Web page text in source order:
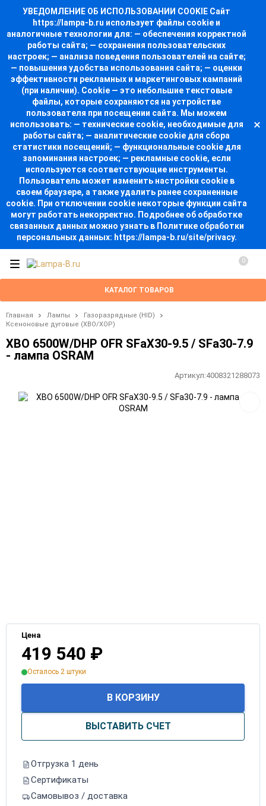
УВЕДОМЛЕНИЕ ОБ ИСПОЛЬЗОВАНИИ COOKIE Сайт
https://lampa-b.ru использует файлы cookie и
аналогичные технологии для: — обеспечения корректной
работы сайта; — сохранения пользовательских
настроек; — анализа поведения пользователей на сайте;
— повышения удобства использования сайта; — оценки
эффективности рекламных и маркетинговых кампаний
(при наличии). Cookie — это небольшие текстовые
файлы, которые сохраняются на устройстве
пользователя при посещении сайта. Мы можем
использовать: — технические cookie, необходимые для
работы сайта; — аналитические cookie для сбора
статистики посещений; — функциональные cookie для
запоминания настроек; — рекламные cookie, если
используются соответствующие инструменты.
Пользователь может изменить настройки cookie в
своем браузере, а также удалить ранее сохраненные
cookie. При отключении cookie некоторые функции сайта
могут работать некорректно. Подробнее об обработке
связанных данных можно узнать в Политике обработки
персональных данных: https://lampa-b.ru/site/privacy.
КАТАЛОГ ТОВАРОВ
0
Главная Лампы
Газоразрядные (HID)
Ксеноновые дуговые (XBO/XOP)
XBO 6500W/DHP OFR SFaX30-9.5 / SFa30-7.9
- лампа OSRAM
Артикул:4008321288073
Цена
419 540 ₽
Осталось 2 штуки
В КОРЗИНУ
ВЫСТАВИТЬ СЧЕТ
Отгрузка 1 день
Сертификаты
Самовывоз / доставка